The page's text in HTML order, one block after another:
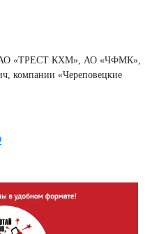
АО «ТРЕСТ КХМ», АО «ЧФМК»,
компании «Череповецкие